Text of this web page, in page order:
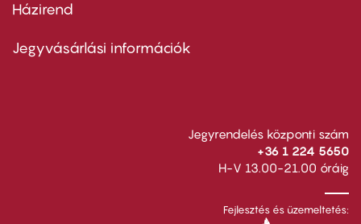
Footer
second
Házirend
Jegyvásárlási információk
Jegyrendelés központi szám
+36 1 224 5650
H-V 13.00-21.00 óráig
Fejlesztés és üzemeltetés: